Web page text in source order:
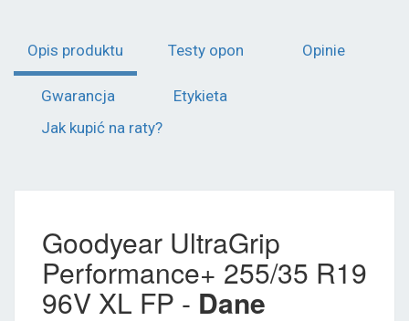
Opis produktu Testy opon Opinie
Gwarancja
Etykieta
Jak kupić na raty?
Goodyear UltraGrip
Performance+ 255/35 R19
96V XL FP - Dane